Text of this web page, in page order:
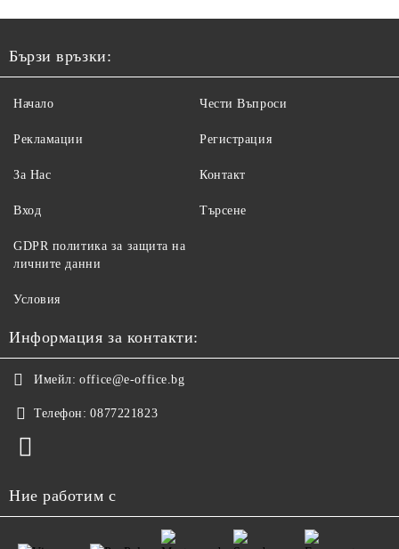
Бързи връзки:
Начало
Рекламации
За Нас
Вход
Чести Въпроси
Регистрация
Контакт
Търсене
GDPR политика за защита на
личните данни
Условия
Информация за контакти:
Имейл: office@e-office.bg
Телефон: 0877221823
Ние работим с